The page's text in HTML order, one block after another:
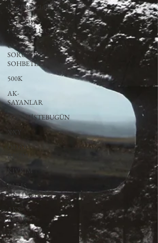
EGZERSİZLER
YEL TOZ
PORTRELER
ON
SORULUK
SOHBETLER
500K
AK-
SAYANLAR
#GEÇMİŞTEBUGÜN
XXY
ODAK:
RESİM
KIVRIM
PARIS
UNLIMITED
AKS-
ENDAZ
TUHAF AÇI